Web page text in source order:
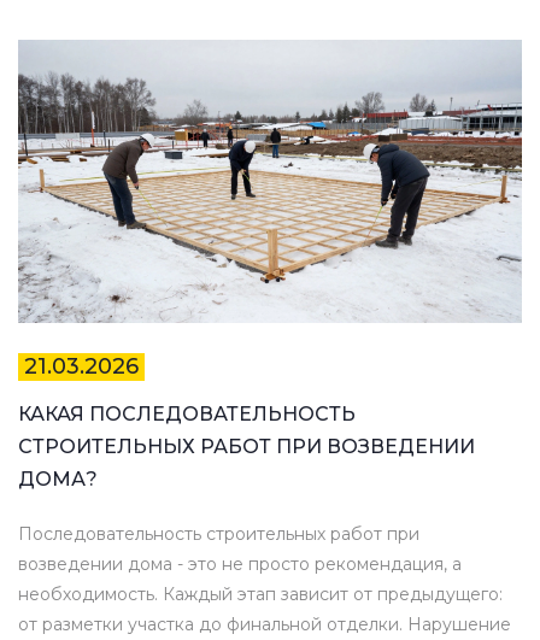
21.03.2026
КАКАЯ ПОСЛЕДОВАТЕЛЬНОСТЬ
СТРОИТЕЛЬНЫХ РАБОТ ПРИ ВОЗВЕДЕНИИ
ДОМА?
Последовательность строительных работ при
возведении дома - это не просто рекомендация, а
необходимость. Каждый этап зависит от предыдущего:
от разметки участка до финальной отделки. Нарушение